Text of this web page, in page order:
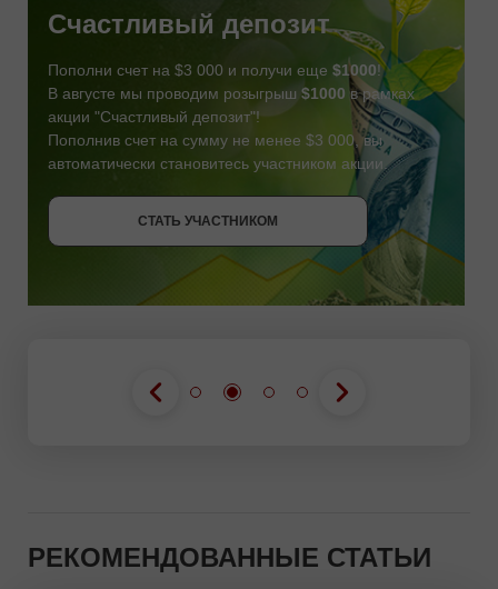
СТАТЬ УЧАСТНИКОМ
Счастливый депозит
Пополни счет на $3 000 и получи еще $1000!
В августе мы проводим розыгрыш $1000 в рамках
акции "Счастливый депозит"!
Пополнив счет на сумму не менее $3 000, вы
автоматически становитесь участником акции.
СТАТЬ УЧАСТНИКОМ
ПОЛУЧИТЬ БОНУС
РЕКОМЕНДОВАННЫЕ СТАТЬИ